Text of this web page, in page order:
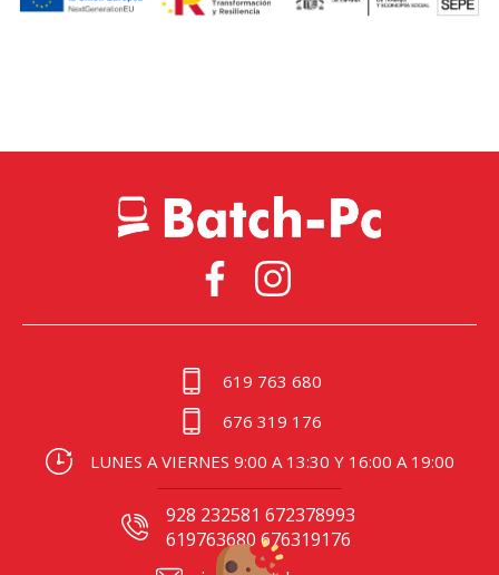
619 763 680
676 319 176
LUNES A VIERNES 9:00 A 13:30 Y 16:00 A 19:00
928 232581 672378993
619763680 676319176